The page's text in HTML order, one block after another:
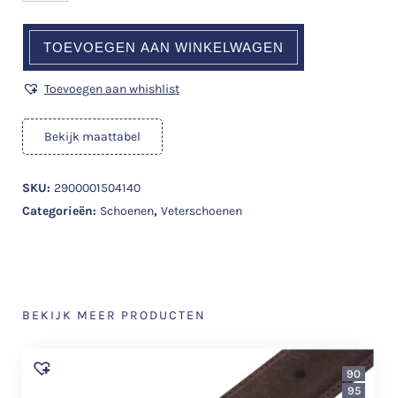
TOEVOEGEN AAN WINKELWAGEN
Toevoegen aan whishlist
Bekijk maattabel
SKU: 2900001504140
Categorieën: Schoenen, Veterschoenen
BEKIJK MEER PRODUCTEN
90
95